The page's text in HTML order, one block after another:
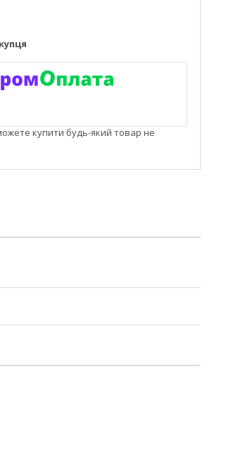
купити будь-який товар не